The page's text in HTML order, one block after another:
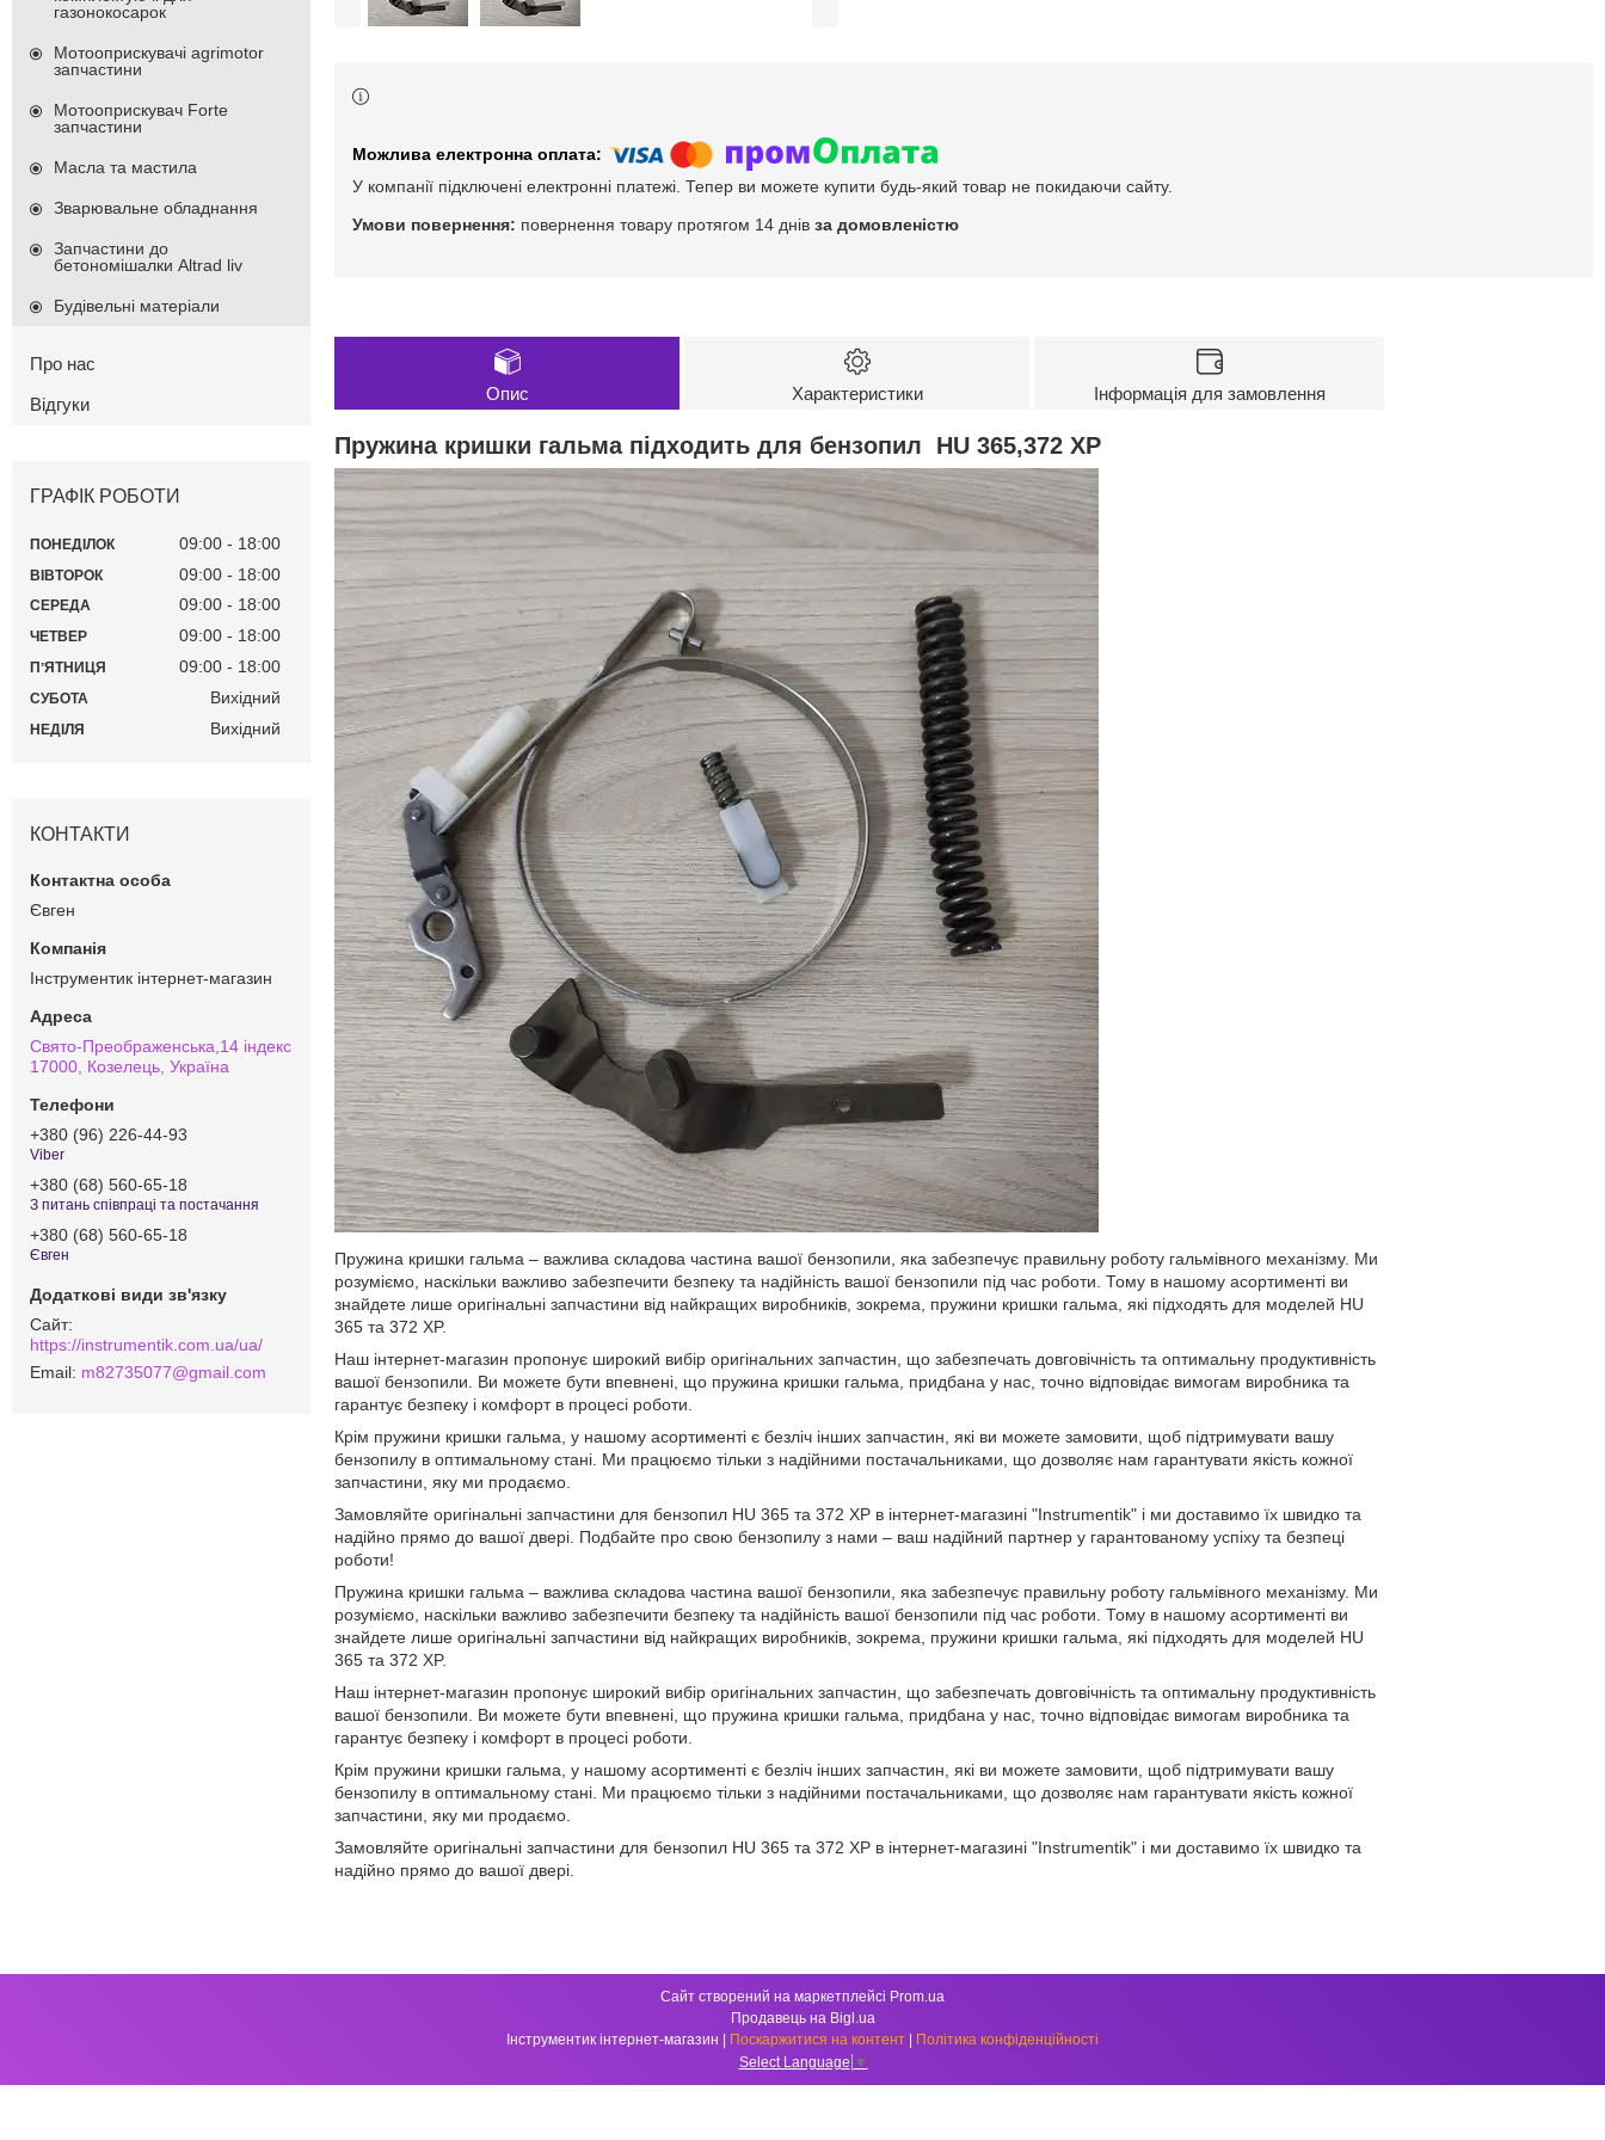
У компанії підключені електронні платежі. Тепер ви можете купити будь-який товар не покидаючи сайту.
повернення товару протягом 14 днів за домовленістю
Опис Характеристики Інформація для замовлення
Пружина кришки гальма підходить для бензопил HU 365,372 XP
Пружина кришки гальма – важлива складова частина вашої бензопили, яка забезпечує правильну роботу гальмівного механізму. Ми
розуміємо, наскільки важливо забезпечити безпеку та надійність вашої бензопили під час роботи. Тому в нашому асортименті ви
знайдете лише оригінальні запчастини від найкращих виробників, зокрема, пружини кришки гальма, які підходять для моделей HU
365 та 372 XP.
Наш інтернет-магазин пропонує широкий вибір оригінальних запчастин, що забезпечать довговічність та оптимальну продуктивність
вашої бензопили. Ви можете бути впевнені, що пружина кришки гальма, придбана у нас, точно відповідає вимогам виробника та
гарантує безпеку і комфорт в процесі роботи.
Крім пружини кришки гальма, у нашому асортименті є безліч інших запчастин, які ви можете замовити, щоб підтримувати вашу
бензопилу в оптимальному стані. Ми працюємо тільки з надійними постачальниками, що дозволяє нам гарантувати якість кожної
запчастини, яку ми продаємо.
Замовляйте оригінальні запчастини для бензопил HU 365 та 372 XP в інтернет-магазині "Instrumentik" і ми доставимо їх швидко та
надійно прямо до вашої двері. Подбайте про свою бензопилу з нами – ваш надійний партнер у гарантованому успіху та безпеці
роботи!
Пружина кришки гальма – важлива складова частина вашої бензопили, яка забезпечує правильну роботу гальмівного механізму. Ми
розуміємо, наскільки важливо забезпечити безпеку та надійність вашої бензопили під час роботи. Тому в нашому асортименті ви
знайдете лише оригінальні запчастини від найкращих виробників, зокрема, пружини кришки гальма, які підходять для моделей HU
365 та 372 XP.
Наш інтернет-магазин пропонує широкий вибір оригінальних запчастин, що забезпечать довговічність та оптимальну продуктивність
вашої бензопили. Ви можете бути впевнені, що пружина кришки гальма, придбана у нас, точно відповідає вимогам виробника та
гарантує безпеку і комфорт в процесі роботи.
Крім пружини кришки гальма, у нашому асортименті є безліч інших запчастин, які ви можете замовити, щоб підтримувати вашу
бензопилу в оптимальному стані. Ми працюємо тільки з надійними постачальниками, що дозволяє нам гарантувати якість кожної
запчастини, яку ми продаємо.
Замовляйте оригінальні запчастини для бензопил HU 365 та 372 XP в інтернет-магазині "Instrumentik" і ми доставимо їх швидко та
надійно прямо до вашої двері.
газонокосарок
Мотооприскувачі agrimotor
запчастини
Мотооприскувач Forte
запчастини
Масла та мастила
Зварювальне обладнання
Запчастини до
бетономішалки Altrad liv
Будівельні матеріали
Про нас
Відгуки
ГРАФІК РОБОТИ
ПОНЕДІЛОК 09:00 18:00
ВІВТОРОК 09:00 18:00
СЕРЕДА 09:00 18:00
ЧЕТВЕР 09:00 18:00
ПʼЯТНИЦЯ 09:00 18:00
СУБОТА Вихідний
НЕДІЛЯ Вихідний
КОНТАКТИ
Євген
Інструментик інтернет-магазин
Свято-Преображенська,14 індекс
17000, Козелець, Україна
+380 (96) 226-44-93
Viber
+380 (68) 560-65-18
З питань співпраці та постачання
+380 (68) 560-65-18
Євген
https://instrumentik.com.ua/ua/
m82735077@gmail.com
Сайт створений на маркетплейсі Prom.ua
Продавець на Bigl.ua
Поскаржитися на контент
Політика конфіденційності
Select Language ▼